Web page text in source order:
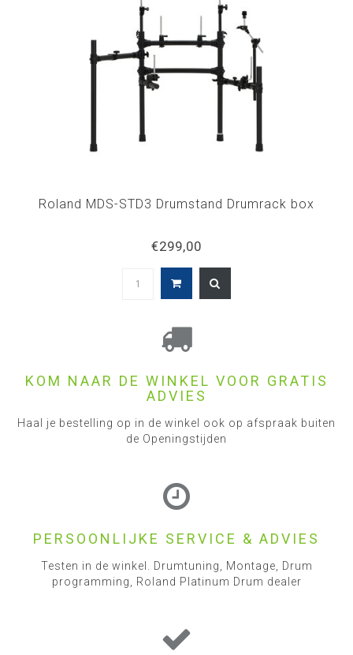
Roland MDS-STD3 Drumstand Drumrack box
€299,00
KOM NAAR DE WINKEL VOOR GRATIS
ADVIES
Haal je bestelling op in de winkel ook op afspraak buiten
de Openingstijden
PERSOONLIJKE SERVICE & ADVIES
Testen in de winkel. Drumtuning, Montage, Drum
programming, Roland Platinum Drum dealer